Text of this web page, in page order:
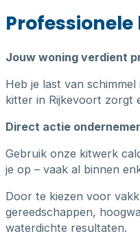
Jouw woning verdient
Heb je last van
kitter in Rijkevoort zorgt
Direct actie
Gebruik onze kitwerk
je op – vaak al binnen
Door te kiezen voor
gereedschappen,
waterdichte resultaten.